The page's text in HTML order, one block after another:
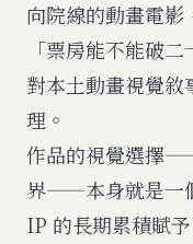
向院線的動畫電影
「票房能不能破
對本土動畫視覺
理。
作品的視覺選擇
界——本身就是一
IP 的長期累積賦